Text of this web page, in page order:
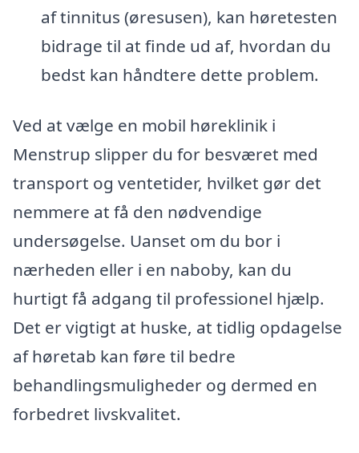
af tinnitus (øresusen), kan høretesten
bidrage til at finde ud af, hvordan du
bedst kan håndtere dette problem.
Ved at vælge en mobil høreklinik i
Menstrup slipper du for besværet med
transport og ventetider, hvilket gør det
nemmere at få den nødvendige
undersøgelse. Uanset om du bor i
nærheden eller i en naboby, kan du
hurtigt få adgang til professionel hjælp.
Det er vigtigt at huske, at tidlig opdagelse
af høretab kan føre til bedre
behandlingsmuligheder og dermed en
forbedret livskvalitet.